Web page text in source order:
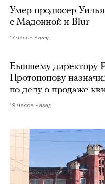
Умер продюсер
с Мадонной и Blur
17 часов назад
Бывшему директору
Протопопову
по делу о продаже
19 часов назад